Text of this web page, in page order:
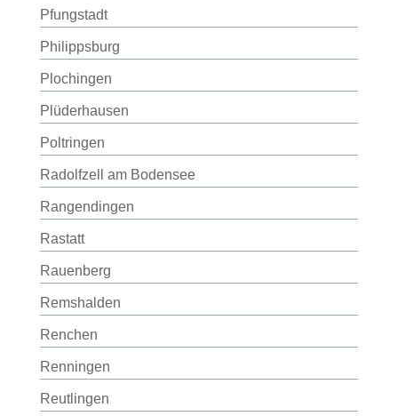
Pfungstadt
Philippsburg
Plochingen
Plüderhausen
Poltringen
Radolfzell am Bodensee
Rangendingen
Rastatt
Rauenberg
Remshalden
Renchen
Renningen
Reutlingen